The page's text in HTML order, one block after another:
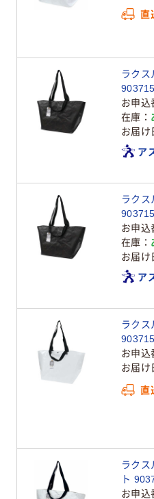
直
ラクス
お申込
在庫
お届け
ア
ラクス
お申込
在庫
お届け
ア
ラク
お申込
お届け
直
ラク
ト
お申込